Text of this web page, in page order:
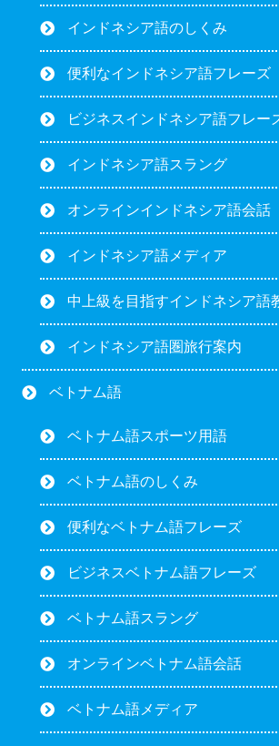
インドネシア語のしくみ
便利なインドネシア語フレーズ
ビジネスインドネシア語フレー
インドネシア語スラング
オンラインインドネシア語会話
インドネシア語メディア
中上級を目指すインドネシア語
インドネシア語圏旅行案内
ベトナム語
ベトナム語スポーツ用語
ベトナム語のしくみ
便利なベトナム語フレーズ
ビジネスベトナム語フレーズ
ベトナム語スラング
オンラインベトナム語会話
ベトナム語メディア